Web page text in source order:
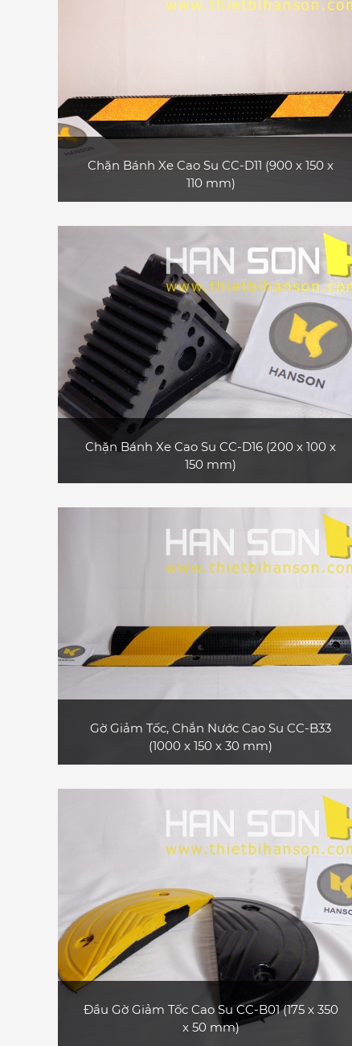
Chặn Bánh Xe Cao Su CC-D11 (900 x 150 x
110 mm)
thường sử dụng ở các bãi đậu xe, gara,... phù
hợp với xe tải lớn, xe container
XEM CHI TIẾT
Chặn Bánh Xe Cao Su CC-D16 (200 x 100 x
150 mm)
nhẹ, có tay cầm, dễ dàng di chuyển và thuận
tiện mang theo
XEM CHI TIẾT
Gờ Giảm Tốc, Chắn Nước Cao Su CC-B33
(1000 x 150 x 30 mm)
đẹp, có rãnh bảo vệ cáp, phù hợp làm gờ bảo
vệ cáp trong các sự kiện ngắn hạn như hội
chợ, triển lãm thương mại, hội nghị, buổi hòa
nhạc, sự kiện thể thao,... hoặc làm gờ giảm
tốc dùng cho xe ô tô con, xe tải nhỏ
XEM CHI TIẾT
Đầu Gờ Giảm Tốc Cao Su CC-B01 (175 x 350
x 50 mm)